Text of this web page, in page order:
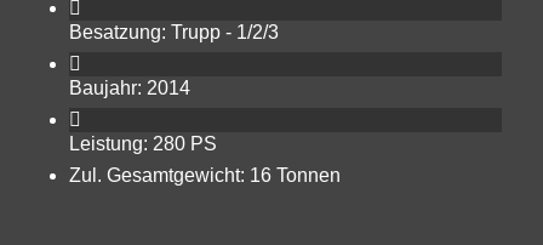
Besatzung: Trupp - 1/2/3
Baujahr: 2014
Leistung: 280 PS
Zul. Gesamtgewicht: 16 Tonnen